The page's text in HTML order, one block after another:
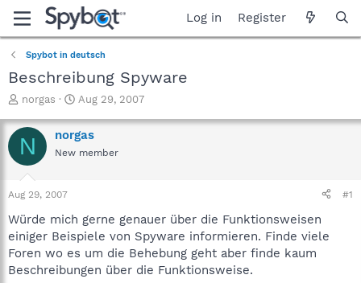
Log in Register
Spybot in deutsch
Beschreibung Spyware
T
r
e
a
t
a
t
e
r
norgas
S
a
r
t
e
Aug 29, 2007
N norgas
New member
Aug 29, 2007 #1
Würde mich gerne genauer über die Funktionsweisen
einiger Beispiele von Spyware informieren. Finde viele
Foren wo es um die Behebung geht aber finde kaum
Beschreibungen über die Funktionsweise.